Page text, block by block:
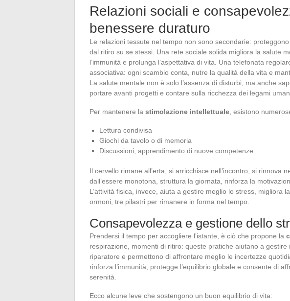
Relazioni sociali e
benessere duraturo
Le relazioni tessute nel tempo non sono secondarie: proteggono
dal ritiro su se stessi. Una rete sociale solida migliora la salute
l’immunità e prolunga l’aspettativa di vita. Una telefonata
associativa: ogni scambio conta, nutre la qualità della vita e
La salute mentale non è solo l’assenza di disturbi, ma anche
portare avanti progetti e contare sulla ricchezza dei legami
Per mantenere la stimolazione intellettuale , esistono
Lettura condivisa
Giochi da tavolo o di memoria
Discussioni, apprendimento di nuove competenze
Il cervello rimane all’erta, si arricchisce nell’incontro, si rinnova
dall’essere monotona, struttura la giornata, rinforza la
L’attività fisica, invece, aiuta a gestire meglio lo stress, migliora
ormoni, tre pilastri per rimanere in forma nel tempo.
Consapevolezza e gestione dello
Prendersi il tempo per accogliere l’istante, è ciò che propone la
respirazione, momenti di ritiro: queste pratiche aiutano a
riparatore e permettono di affrontare meglio le incertezze
rinforza l’immunità, protegge l’equilibrio globale e consente di
serenità.
Ecco alcune leve che sostengono un buon equilibrio di vita: